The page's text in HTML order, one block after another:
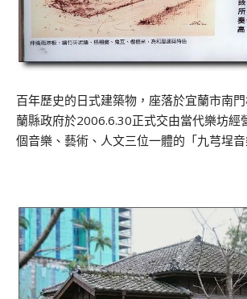
百年歷史的日式建築物，座落於宜蘭市南
蘭縣政府於2006.6.30正式交由當代樂坊經
個音樂、藝術、人文三位一體的「九芎埕音